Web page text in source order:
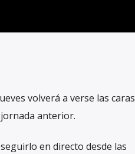
volverá a verse las caras
anterior.
en directo desde las